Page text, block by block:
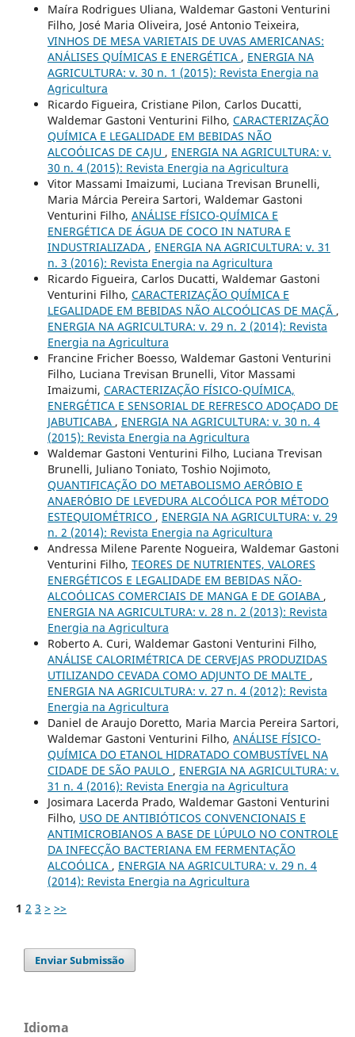
Maíra Rodrigues Uliana, Waldemar Gastoni Venturini
Filho, José Maria Oliveira, José Antonio Teixeira,
VINHOS DE MESA VARIETAIS DE UVAS AMERICANAS:
ANÁLISES QUÍMICAS E ENERGÉTICA , ENERGIA NA
AGRICULTURA: v. 30 n. 1 (2015): Revista Energia na
Agricultura
Ricardo Figueira, Cristiane Pilon, Carlos Ducatti,
Waldemar Gastoni Venturini Filho, CARACTERIZAÇÃO
QUÍMICA E LEGALIDADE EM BEBIDAS NÃO
ALCOÓLICAS DE CAJU , ENERGIA NA AGRICULTURA: v.
30 n. 4 (2015): Revista Energia na Agricultura
Vitor Massami Imaizumi, Luciana Trevisan Brunelli,
Maria Márcia Pereira Sartori, Waldemar Gastoni
Venturini Filho, ANÁLISE FÍSICO-QUÍMICA E
ENERGÉTICA DE ÁGUA DE COCO IN NATURA E
INDUSTRIALIZADA , ENERGIA NA AGRICULTURA: v. 31
n. 3 (2016): Revista Energia na Agricultura
Ricardo Figueira, Carlos Ducatti, Waldemar Gastoni
Venturini Filho, CARACTERIZAÇÃO QUÍMICA E
LEGALIDADE EM BEBIDAS NÃO ALCOÓLICAS DE MAÇÃ ,
ENERGIA NA AGRICULTURA: v. 29 n. 2 (2014): Revista
Energia na Agricultura
Francine Fricher Boesso, Waldemar Gastoni Venturini
Filho, Luciana Trevisan Brunelli, Vitor Massami
Imaizumi, CARACTERIZAÇÃO FÍSICO-QUÍMICA,
ENERGÉTICA E SENSORIAL DE REFRESCO ADOÇADO DE
JABUTICABA , ENERGIA NA AGRICULTURA: v. 30 n. 4
(2015): Revista Energia na Agricultura
Waldemar Gastoni Venturini Filho, Luciana Trevisan
Brunelli, Juliano Toniato, Toshio Nojimoto,
QUANTIFICAÇÃO DO METABOLISMO AERÓBIO E
ANAERÓBIO DE LEVEDURA ALCOÓLICA POR MÉTODO
ESTEQUIOMÉTRICO , ENERGIA NA AGRICULTURA: v. 29
n. 2 (2014): Revista Energia na Agricultura
Andressa Milene Parente Nogueira, Waldemar Gastoni
Venturini Filho, TEORES DE NUTRIENTES, VALORES
ENERGÉTICOS E LEGALIDADE EM BEBIDAS NÃO-
ALCOÓLICAS COMERCIAIS DE MANGA E DE GOIABA ,
ENERGIA NA AGRICULTURA: v. 28 n. 2 (2013): Revista
Energia na Agricultura
Roberto A. Curi, Waldemar Gastoni Venturini Filho,
ANÁLISE CALORIMÉTRICA DE CERVEJAS PRODUZIDAS
UTILIZANDO CEVADA COMO ADJUNTO DE MALTE ,
ENERGIA NA AGRICULTURA: v. 27 n. 4 (2012): Revista
Energia na Agricultura
Daniel de Araujo Doretto, Maria Marcia Pereira Sartori,
Waldemar Gastoni Venturini Filho, ANÁLISE FÍSICO-
QUÍMICA DO ETANOL HIDRATADO COMBUSTÍVEL NA
CIDADE DE SÃO PAULO , ENERGIA NA AGRICULTURA: v.
31 n. 4 (2016): Revista Energia na Agricultura
Josimara Lacerda Prado, Waldemar Gastoni Venturini
Filho, USO DE ANTIBIÓTICOS CONVENCIONAIS E
ANTIMICROBIANOS A BASE DE LÚPULO NO CONTROLE
DA INFECÇÃO BACTERIANA EM FERMENTAÇÃO
ALCOÓLICA , ENERGIA NA AGRICULTURA: v. 29 n. 4
(2014): Revista Energia na Agricultura
1 2 3 > >>
Enviar Submissão
Idioma